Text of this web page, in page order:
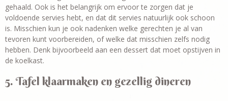
gehaald. Ook is het belangrijk om ervoor te zorgen dat je
voldoende servies hebt, en dat dit servies natuurlijk ook schoon
is. Misschien kun je ook nadenken welke gerechten je al van
tevoren kunt voorbereiden, of welke dat misschien zelfs nodig
hebben. Denk bijvoorbeeld aan een dessert dat moet opstijven in
de koelkast.
5. Tafel klaarmaken en gezellig dineren